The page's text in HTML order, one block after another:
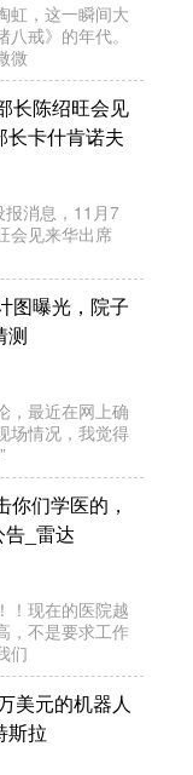
台上，类似的说
测试服，虽是调